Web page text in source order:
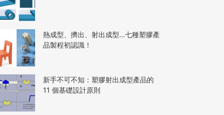
熱成型、擠出、射出成型…七種塑膠產
品製程初認識！
新手不可不知：塑膠射出成型產品的
11 個基礎設計原則